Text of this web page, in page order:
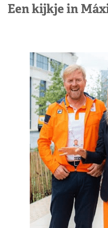
Een kijkje in